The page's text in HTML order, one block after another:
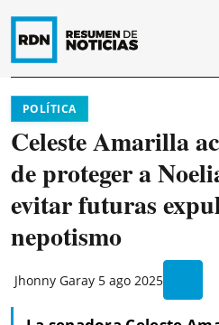
POLÍTICA
Celeste Amarilla
de proteger a
evitar futuras
nepotismo
Jhonny Garay 5 ago 2025